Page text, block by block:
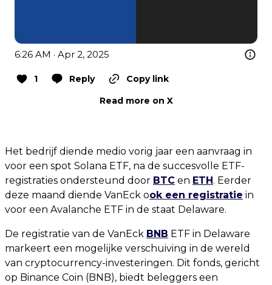
6:26 AM · Apr 2, 2025
1 Reply
Copy link
Read more on X
Het bedrijf diende medio vorig jaar een aanvraag in
voor een spot Solana ETF, na de succesvolle ETF-
registraties ondersteund door BTC en ETH. Eerder
deze maand diende VanEck ook een registratie in
voor een Avalanche ETF in de staat Delaware.
De registratie van de VanEck BNB ETF in Delaware
markeert een mogelijke verschuiving in de wereld
van cryptocurrency-investeringen. Dit fonds, gericht
op Binance Coin (BNB), biedt beleggers een